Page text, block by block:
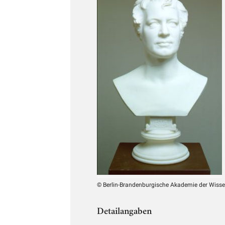
© Berlin-Brandenburgische Akademie der
Detailangaben